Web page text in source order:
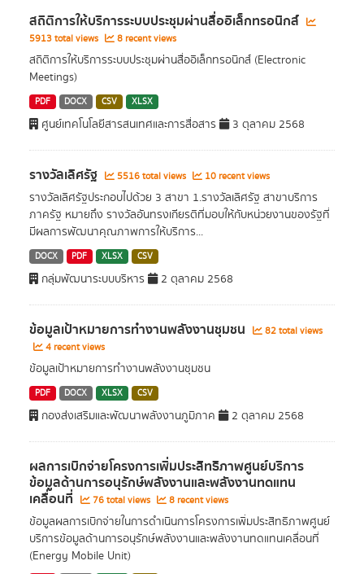
สถิติการให้บริการระบบประชุมผ่านสื่ออิเล็กทรอนิกส์
5913 total views 8 recent views
สถิติการให้บริการระบบประชุมผ่านสื่ออิเล็กทรอนิกส์ (Electronic
Meetings)
PDF DOCX CSV XLSX
ศูนย์เทคโนโลยีสารสนเทศและการสื่อสาร 3 ตุลาคม 2568
รางวัลเลิศรัฐ 5516 total views 10 recent views
รางวัลเลิศรัฐประกอบไปด้วย 3 สาขา 1.รางวัลเลิศรัฐ สาขาบริการ
ภาครัฐ หมายถึง รางวัลอันทรงเกียรติที่มอบให้กับหน่วยงานของรัฐที่
มีผลการพัฒนาคุณภาพการให้บริการ...
DOCX PDF XLSX CSV
กลุ่มพัฒนาระบบบริหาร 2 ตุลาคม 2568
ข้อมูลเป้าหมายการทำงานพลังงานชุมชน
82 total views
4 recent views
ข้อมูลเป้าหมายการทำงานพลังงานชุมชน
PDF DOCX XLSX CSV
กองส่งเสริมและพัฒนาพลังงานภูมิภาค 2 ตุลาคม 2568
ผลการเบิกจ่ายโครงการเพิ่มประสิทธิภาพศูนย์บริการ
ข้อมูลด้านการอนุรักษ์พลังงานและพลังงานทดแทน
เคลื่อนที่ 76 total views 8 recent views
ข้อมูลผลการเบิกจ่ายในการดำเนินการโครงการเพิ่มประสิทธิภาพศูนย์
บริการข้อมูลด้านการอนุรักษ์พลังงานและพลังงานทดแทนเคลื่อนที่
(Energy Mobile Unit)